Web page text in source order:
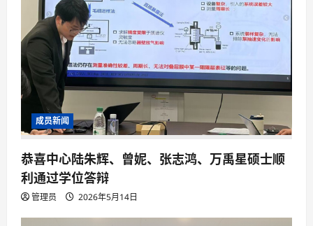
成员新闻
恭喜中心陆朱辉、曾妮、张志鸿、万禹星硕士顺
利通过学位答辩
管理员 2026年5月14日